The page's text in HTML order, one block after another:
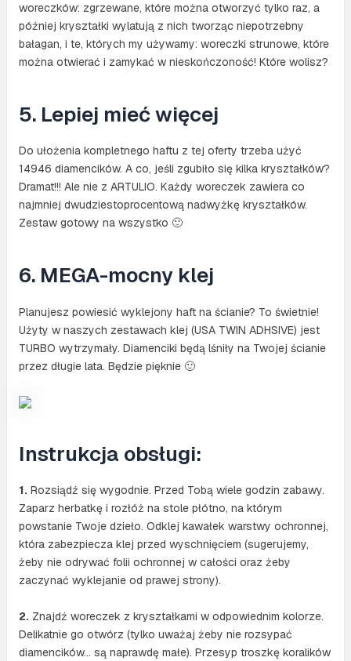
woreczków: zgrzewane, które można otworzyć tylko raz, a
później kryształki wylatują z nich tworząc niepotrzebny
bałagan, i te, których my używamy: woreczki strunowe, które
można otwierać i zamykać w nieskończoność! Które wolisz?
5. Lepiej mieć więcej
Do ułożenia kompletnego haftu z tej oferty trzeba użyć
14946 diamencików. A co, jeśli zgubiło się kilka kryształków?
Dramat!!! Ale nie z ARTULIO. Każdy woreczek zawiera co
najmniej dwudziestoprocentową nadwyżkę kryształków.
Zestaw gotowy na wszystko 🙂
6. MEGA-mocny klej
Planujesz powiesić wyklejony haft na ścianie? To świetnie!
Użyty w naszych zestawach klej (USA TWIN ADHSIVE) jest
TURBO wytrzymały. Diamenciki będą lśniły na Twojej ścianie
przez długie lata. Będzie pięknie 🙂
Instrukcja obsługi:
1.Rozsiądź się wygodnie. Przed Tobą wiele godzin zabawy.
Zaparz herbatkę i rozłóż na stole płótno, na którym
powstanie Twoje dzieło. Odklej kawałek warstwy ochronnej,
która zabezpiecza klej przed wyschnięciem (sugerujemy,
żeby nie odrywać folii ochronnej w całości oraz żeby
zaczynać wyklejanie od prawej strony).
2. Znajdź woreczek z kryształkami w odpowiednim kolorze.
Delikatnie go otwórz (tylko uważaj żeby nie rozsypać
diamencików… są naprawdę małe). Przesyp troszkę koralików